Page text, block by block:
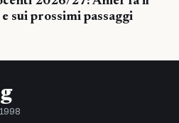
sui prossimi passaggi